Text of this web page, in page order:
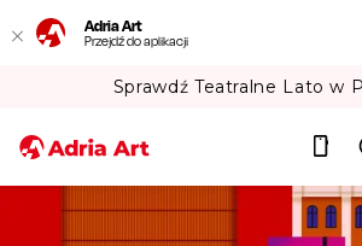
Adria Art
Przejdź do aplikacji
Sprawdź Teatralne Lato w